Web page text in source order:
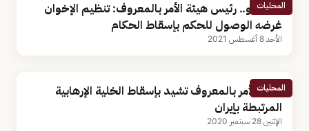
المحليات
بالفيديو.. رئيس هيئة الأمر بالمعروف: تنظيم الإخوان
غرضه الوصول للحكم بإسقاط الحكام
الأحد 8 أغسطس 2021
المحليات
هيئة الأمر بالمعروف تشيد بإسقاط الخلية الإرهابية
المرتبطة بإيران
الإثنين 28 سبتمبر 2020